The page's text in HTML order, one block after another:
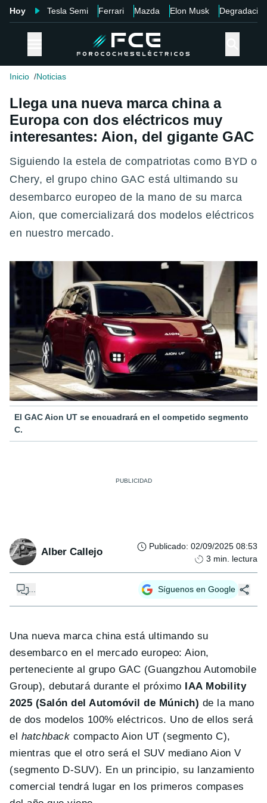
Hoy Tesla Semi Ferrari Mazda Elon Musk Degradación
Inicio Noticias
Llega una nueva marca china a
Europa con dos eléctricos muy
interesantes: Aion, del gigante GAC
Siguiendo la estela de compatriotas como BYD o
Chery, el grupo chino GAC está ultimando su
desembarco europeo de la mano de su marca
Aion, que comercializará dos modelos eléctricos
en nuestro mercado.
El GAC Aion UT se encuadrará en el competido segmento
C.
Alber Callejo Publicado: 02/09/2025 08:53
3 min. lectura
... Síguenos en Google
Una nueva marca china está ultimando su
desembarco en el mercado europeo: Aion,
perteneciente al grupo GAC (Guangzhou Automobile
Group), debutará durante el próximo
IAA Mobility
2025 (Salón del Automóvil de Múnich) de la mano
de dos modelos 100% eléctricos. Uno de ellos será
el hatchback compacto Aion UT (segmento C),
mientras que el otro será el SUV mediano Aion V
(segmento D-SUV). En un principio, su lanzamiento
comercial tendrá lugar en los primeros compases